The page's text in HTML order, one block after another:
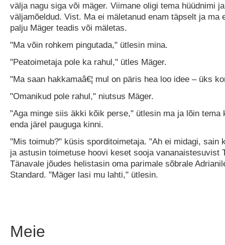
välja nagu siga või mäger. Viimane oligi tema hüüdnimi
väljamõeldud. Vist. Ma ei mäletanud enam täpselt ja ma
palju Mäger teadis või mäletas.
"Ma võin rohkem pingutada," ütlesin mina.
"Peatoimetaja pole ka rahul," ütles Mäger.
"Ma saan hakkamaâ€¦ mul on päris hea loo idee – üks
"Omanikud pole rahul," niutsus Mäger.
"Aga minge siis äkki kõik perse," ütlesin ma ja lõin tema
enda järel pauguga kinni.
"Mis toimub?" küsis sporditoimetaja. "Ah ei midagi, sain
ja astusin toimetuse hoovi keset sooja vananaistesuvist
Tänavale jõudes helistasin oma parimale sõbrale
Standard. "Mäger lasi mu lahti," ütlesin.
Meie